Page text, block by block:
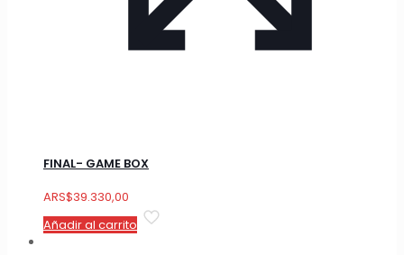
FINAL- GAME BOX
ARS$39.330,00
Añadir al carrito